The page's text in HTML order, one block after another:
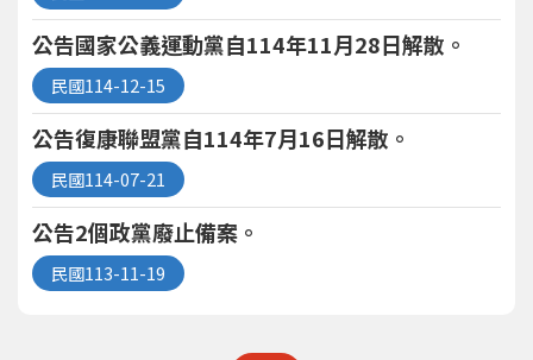
114-12-15
公告國家公義運動黨自114年11月28日解散。
114-07-21
公告復康聯盟黨自114年7月16日解散。
113-11-19
公告2個政黨廢止備案。